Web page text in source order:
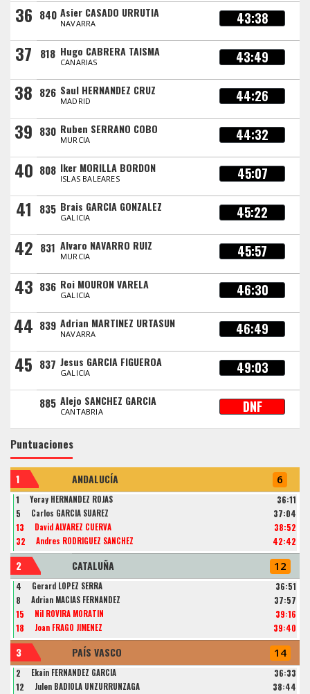
36 840 Asier CASADO URRUTIA
NAVARRA 43:38
37 818 Hugo CABRERA TAISMA
CANARIAS 43:49
38 826 Saul HERNANDEZ CRUZ
MADRID 44:26
39 830 Ruben SERRANO COBO
MURCIA 44:32
40 808 Iker MORILLA BORDON
ISLAS BALEARES 45:07
41 835 Brais GARCIA GONZALEZ
GALICIA 45:22
42 831 Alvaro NAVARRO RUIZ
MURCIA 45:57
43 836 Roi MOURON VARELA
GALICIA 46:30
44 839 Adrian MARTINEZ URTASUN
NAVARRA 46:49
45 837 Jesus GARCIA FIGUEROA
GALICIA 49:03
885 Alejo SANCHEZ GARCIA
CANTABRIA DNF
Puntuaciones
1 ANDALUCÍA 6
1 Yeray HERNANDEZ ROJAS
36:11
5
Carlos GARCIA SUAREZ
37:04
13
David ALVAREZ CUERVA
38:52
32
Andres RODRIGUEZ SANCHEZ 42:42
2 CATALUÑA 12
4 Gerard LOPEZ SERRA
36:51
8
Adrian MACIAS FERNANDEZ
37:57
15
Nil ROVIRA MORATIN
39:16
18
Joan FRAGO JIMENEZ 39:40
3 PAÍS VASCO 14
2 Ekain FERNANDEZ GARCIA
36:33
12
Julen BADIOLA UNZURRUNZAGA
38:44